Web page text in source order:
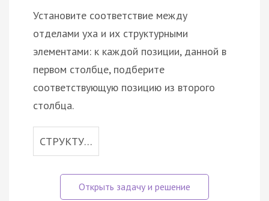
Установите соответствие между
отделами уха и их структурными
элементами: к каждой позиции, данной в
первом столбце, подберите
соответствующую позицию из второго
столбца.
СТРУКТУ…